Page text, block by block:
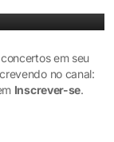
em seu
no canal:
Inscrever-se.